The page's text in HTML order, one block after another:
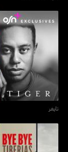
تايغر
تايغر